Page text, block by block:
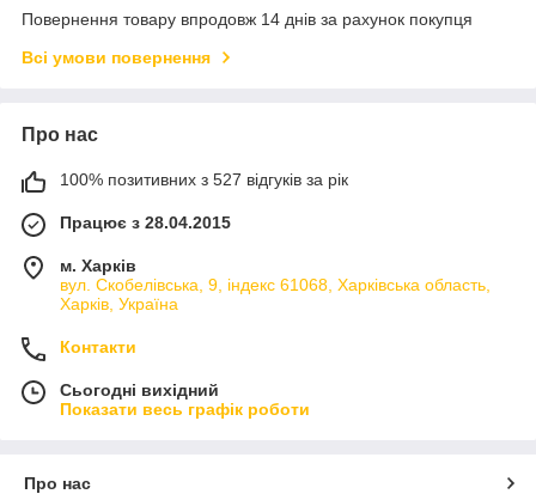
Повернення товару впродовж 14 днів за рахунок покупця
Всі умови повернення
Про нас
100% позитивних з 527 відгуків за рік
Працює з 28.04.2015
м. Харків
вул. Скобелівська, 9, індекс 61068, Харківська область,
Харків, Україна
Контакти
Сьогодні вихідний
Показати весь графік роботи
Про нас